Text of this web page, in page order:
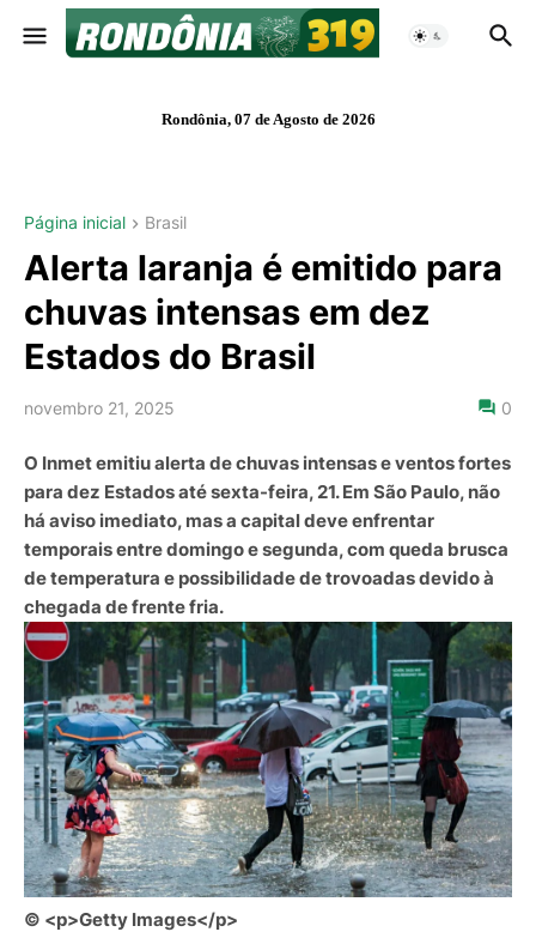
Rondônia, 07 de Agosto de 2026
Página inicial Brasil
Alerta laranja é emitido para
chuvas intensas em dez
Estados do Brasil
novembro 21, 2025 0
O Inmet emitiu alerta de chuvas intensas e ventos fortes
para dez Estados até sexta-feira, 21. Em São Paulo, não
há aviso imediato, mas a capital deve enfrentar
temporais entre domingo e segunda, com queda brusca
de temperatura e possibilidade de trovoadas devido à
chegada de frente fria.
© <p>Getty Images</p>